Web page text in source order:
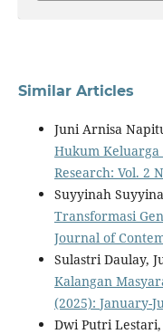
Similar Articles
Juni Arnisa
Hukum
Research: Vol. 2
Suyyinah
Transformasi
Journal of
Sulastri Daulay,
Kalangan
(2025): January-
Dwi Putri